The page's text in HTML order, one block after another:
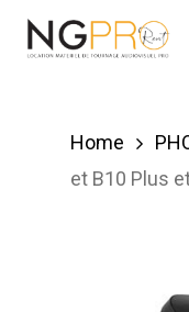
Skip
Home
et B10 Plus